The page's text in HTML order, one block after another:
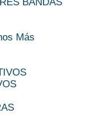
Más